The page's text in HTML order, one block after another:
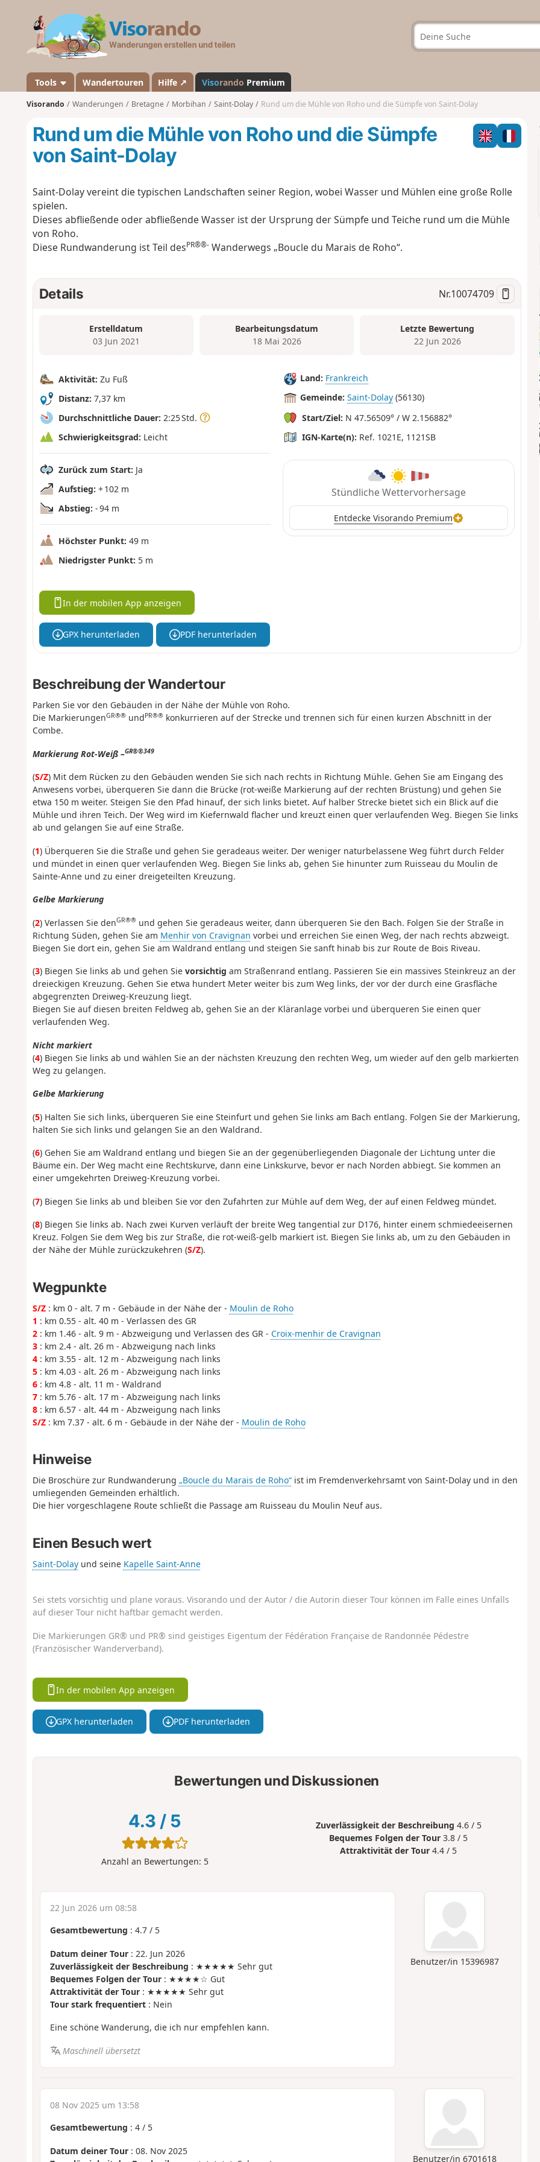
a
n
d
Tools Wandertouren Hilfe ↗ Visorando Premium
Visorando Wanderungen Bretagne Morbihan Saint-Dolay Rund um die Mühle von Roho und die Sümpfe von Saint-Dolay
Rund um die Mühle von Roho und die Sümpfe
von Saint-Dolay
Saint-Dolay vereint die typischen Landschaften seiner Region, wobei Wasser und Mühlen eine große Rolle
spielen.
Dieses abfließende oder abfließende Wasser ist der Ursprung der Sümpfe und Teiche rund um die Mühle
von Roho.
Diese Rundwanderung ist Teil desPR®®-Wanderwegs „Boucle du Marais de Roho“.
Details Nr.10074709
Erstelldatum
03 Jun 2021
Bearbeitungsdatum
18 Mai 2026
Letzte Bewertung
22 Jun 2026
Aktivität: Zu Fuß
Distanz: 7,37 km
Durchschnittliche Dauer: 2:25 Std.
Schwierigkeitsgrad: Leicht
Zurück zum Start: Ja
Aufstieg: + 102 m
Abstieg: - 94 m
Höchster Punkt: 49 m
Niedrigster Punkt: 5 m
Land: Frankreich
Gemeinde: Saint-Dolay (56130)
Start/Ziel: N 47.56509° / W 2.156882°
IGN-Karte(n): Ref. 1021E, 1121SB
Stündliche Wettervorhersage
Entdecke Visorando Premium
In der mobilen App anzeigen
GPX herunterladen PDF herunterladen
Beschreibung der Wandertour
Parken Sie vor den Gebäuden in der Nähe der Mühle von Roho.
Die MarkierungenGR®®undPR®®konkurrieren auf der Strecke und trennen sich für einen kurzen Abschnitt in der
Combe.
Markierung Rot-Weiß –GR®®349
(S/Z) Mit dem Rücken zu den Gebäuden wenden Sie sich nach rechts in Richtung Mühle. Gehen Sie am Eingang des
Anwesens vorbei, überqueren Sie dann die Brücke (rot-weiße Markierung auf der rechten Brüstung) und gehen Sie
etwa 150 m weiter. Steigen Sie den Pfad hinauf, der sich links bietet. Auf halber Strecke bietet sich ein Blick auf die
Mühle und ihren Teich. Der Weg wird im Kiefernwald flacher und kreuzt einen quer verlaufenden Weg. Biegen Sie links
ab und gelangen Sie auf eine Straße.
(1) Überqueren Sie die Straße und gehen Sie geradeaus weiter. Der weniger naturbelassene Weg führt durch Felder
und mündet in einen quer verlaufenden Weg. Biegen Sie links ab, gehen Sie hinunter zum Ruisseau du Moulin de
Sainte-Anne und zu einer dreigeteilten Kreuzung.
Gelbe Markierung
(2) Verlassen Sie denGR®®und gehen Sie geradeaus weiter, dann überqueren Sie den Bach. Folgen Sie der Straße in
Richtung Süden, gehen Sie am Menhir von Cravignan vorbei und erreichen Sie einen Weg, der nach rechts abzweigt.
Biegen Sie dort ein, gehen Sie am Waldrand entlang und steigen Sie sanft hinab bis zur Route de Bois Riveau.
(3) Biegen Sie links ab und gehen Sie vorsichtig am Straßenrand entlang. Passieren Sie ein massives Steinkreuz an der
dreieckigen Kreuzung. Gehen Sie etwa hundert Meter weiter bis zum Weg links, der vor der durch eine Grasfläche
abgegrenzten Dreiweg-Kreuzung liegt.
Biegen Sie auf diesen breiten Feldweg ab, gehen Sie an der Kläranlage vorbei und überqueren Sie einen quer
verlaufenden Weg.
Nicht markiert
(4) Biegen Sie links ab und wählen Sie an der nächsten Kreuzung den rechten Weg, um wieder auf den gelb markierten
Weg zu gelangen.
Gelbe Markierung
(5) Halten Sie sich links, überqueren Sie eine Steinfurt und gehen Sie links am Bach entlang. Folgen Sie der Markierung,
halten Sie sich links und gelangen Sie an den Waldrand.
(6) Gehen Sie am Waldrand entlang und biegen Sie an der gegenüberliegenden Diagonale der Lichtung unter die
Bäume ein. Der Weg macht eine Rechtskurve, dann eine Linkskurve, bevor er nach Norden abbiegt. Sie kommen an
einer umgekehrten Dreiweg-Kreuzung vorbei.
(7) Biegen Sie links ab und bleiben Sie vor den Zufahrten zur Mühle auf dem Weg, der auf einen Feldweg mündet.
(8) Biegen Sie links ab. Nach zwei Kurven verläuft der breite Weg tangential zur D176, hinter einem schmiedeeisernen
Kreuz. Folgen Sie dem Weg bis zur Straße, die rot-weiß-gelb markiert ist. Biegen Sie links ab, um zu den Gebäuden in
der Nähe der Mühle zurückzukehren (S/Z).
Wegpunkte
S/Z: km 0 - alt. 7 m - Gebäude in der Nähe der - Moulin de Roho
1 : km 0.55 - alt. 40 m - Verlassen des GR
2: km 1.46 - alt. 9 m - Abzweigung und Verlassen des GR - Croix-menhir de Cravignan
3: km 2.4 - alt. 26 m - Abzweigung nach links
4: km 3.55 - alt. 12 m - Abzweigung nach links
5: km 4.03 - alt. 26 m - Abzweigung nach links
6: km 4.8 - alt. 11 m - Waldrand
7: km 5.76 - alt. 17 m - Abzweigung nach links
8: km 6.57 - alt. 44 m - Abzweigung nach links
S/Z: km 7.37 - alt. 6 m - Gebäude in der Nähe der - Moulin de Roho
Hinweise
Die Broschüre zur Rundwanderung „Boucle du Marais de Roho“ist im Fremdenverkehrsamt von Saint-Dolay und in den
umliegenden Gemeinden erhältlich.
Die hier vorgeschlagene Route schließt die Passage am Ruisseau du Moulin Neuf aus.
Einen Besuch wert
Saint-Dolayund seine Kapelle Saint-Anne
Sei stets vorsichtig und plane voraus. Visorando und der Autor / die Autorin dieser Tour können im Falle eines Unfalls
auf dieser Tour nicht haftbar gemacht werden.
Die Markierungen GR® und PR® sind geistiges Eigentum der Fédération Française de Randonnée Pédestre
(Französischer Wanderverband).
In der mobilen App anzeigen
GPX herunterladen PDF herunterladen
Bewertungen und Diskussionen
4.3 / 5
Anzahl an Bewertungen: 5
Zuverlässigkeit der Beschreibung 4.6 / 5
Bequemes Folgen der Tour 3.8 / 5
Attraktivität der Tour 4.4 / 5
Benutzer/in 15396987
22 Jun 2026 um 08:58
Gesamtbewertung : 4.7/ 5
Datum deiner Tour: 22. Jun 2026
Zuverlässigkeit der Beschreibung : ★★★★★ Sehr gut
Bequemes Folgen der Tour: ★★★★☆ Gut
Attraktivität der Tour: ★★★★★ Sehr gut
Tour stark frequentiert: Nein
Eine schöne Wanderung, die ich nur empfehlen kann.
Maschinell übersetzt
Benutzer/in 6701618
08 Nov 2025 um 13:58
Gesamtbewertung : 4/ 5
Datum deiner Tour: 08. Nov 2025